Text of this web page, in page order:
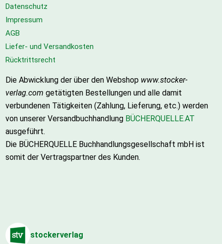
Datenschutz
Impressum
AGB
Liefer- und Versandkosten
Rücktrittsrecht
Die Abwicklung der über den Webshop www.stocker-
verlag.com getätigten Bestellungen und alle damit
verbundenen Tätigkeiten (Zahlung, Lieferung, etc.) werden
von unserer Versandbuchhandlung BÜCHERQUELLE.AT
ausgeführt.
Die BÜCHERQUELLE Buchhandlungsgesellschaft mbH ist
somit der Vertragspartner des Kunden.
stockerverlag